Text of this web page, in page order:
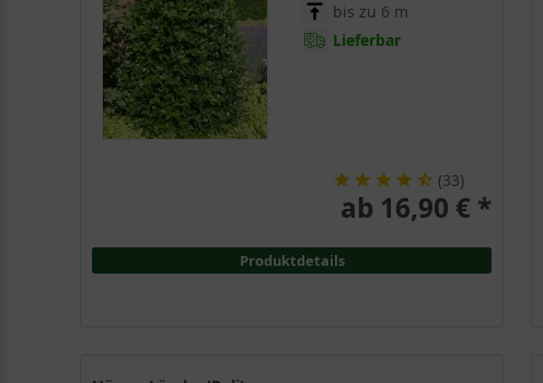
bis zu 6 m
Lieferbar
(33)
ab 16,90 € *
Produktdetails